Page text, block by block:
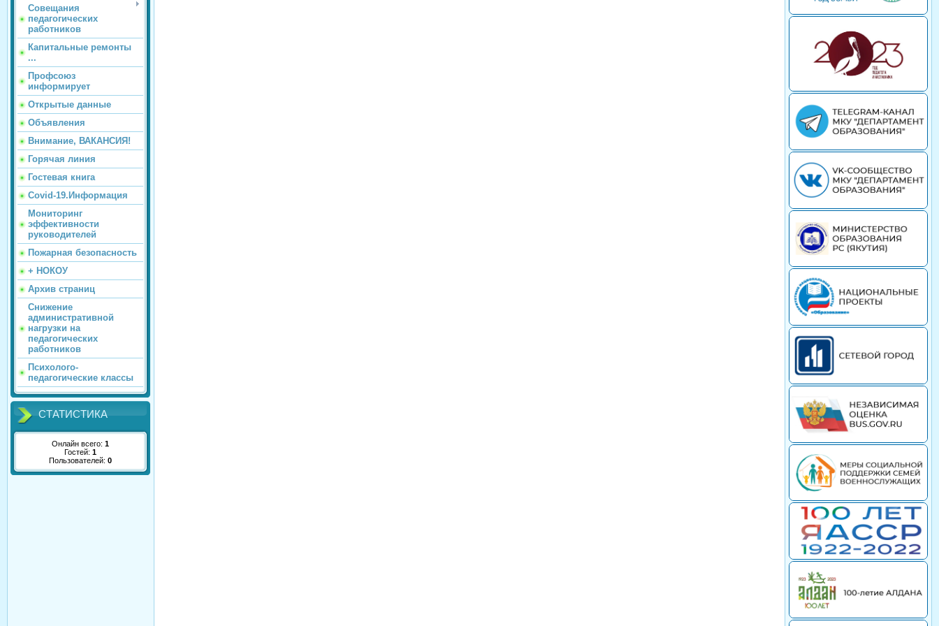
Совещания
педагогических
работников
Капитальные ремонты
...
Профсоюз
информирует
Открытые данные
Объявления
Внимание, ВАКАНСИЯ!
Горячая линия
Гостевая книга
Covid-19.Информация
Мониторинг
эффективности
руководителей
Пожарная безопасность
+ НОКОУ
Архив страниц
Снижение
административной
нагрузки на
педагогических
работников
Психолого-
педагогические классы
СТАТИСТИКА
Онлайн всего: 1
Гостей: 1
Пользователей: 0